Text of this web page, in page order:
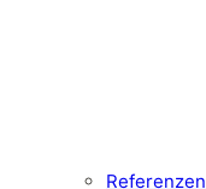
Referenzen